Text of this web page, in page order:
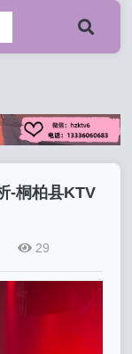
-桐柏县KTV
29